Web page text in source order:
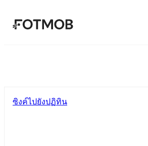
ข้ามไปยังเนื้อหาหลัก
ซิงค์ไปยังปฏิทิน